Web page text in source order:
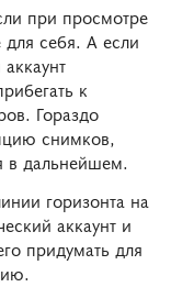
при просмотре
себя. А если
к
Гораздо
снимков,
в дальнейшем.
горизонта на
аккаунт и
придумать для